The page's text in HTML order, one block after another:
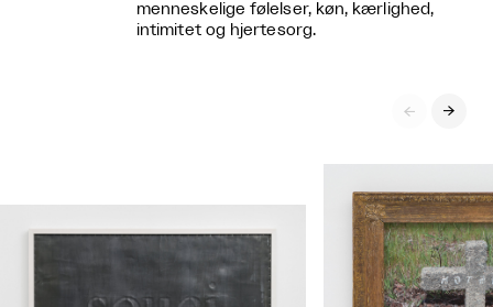
menneskelige følelser, køn, kærlighed,
intimitet og hjertesorg.
 